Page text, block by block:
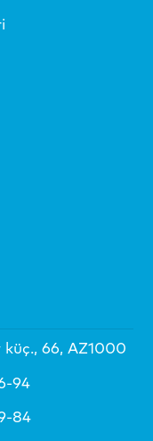
küç., 66, AZ1000
94
84